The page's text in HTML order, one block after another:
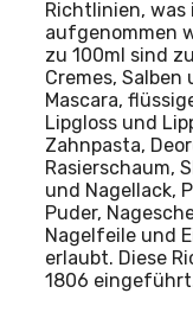
Richtlinien, was
aufgenommen
zu 100ml sind
Cremes, Salben
Mascara,
Lipgloss und
Zahnpasta,
Rasierschaum,
und Nagellack,
Puder,
Nagelfeile und
erlaubt. Diese
1806